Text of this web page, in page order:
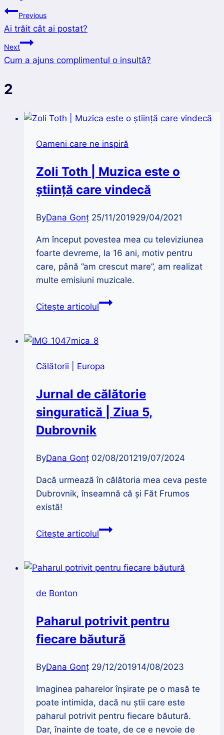
Navigare
în
articole
Previous
Ai trăit cât ai postat?
Next
Cum a ajuns complimentul o insultă?
2
Oameni care ne inspiră
Zoli Toth | Muzica este o
știință care vindecă
ByDana Gonț 25/11/201929/04/2021
Am început povestea mea cu televiziunea
foarte devreme, la 16 ani, motiv pentru
care, până ”am crescut mare”, am realizat
multe emisiuni muzicale.
Citește articolulZoli
o
care
vindecă
Călătorii Europa
Jurnal de călătorie
singuratică | Ziua 5,
Dubrovnik
ByDana Gonț 02/08/201219/07/2024
Dacă urmează în călătoria mea ceva peste
Dubrovnik, înseamnă că şi Făt Frumos
există!
Citește articolulJurnal
singuratică
Dubrovnik
de Bonton
Paharul potrivit pentru
fiecare băutură
ByDana Gonț 29/12/201914/08/2023
Imaginea paharelor înșirate pe o masă te
poate intimida, dacă nu știi care este
paharul potrivit pentru fiecare băutură.
Dar, înainte de toate, de ce e nevoie de